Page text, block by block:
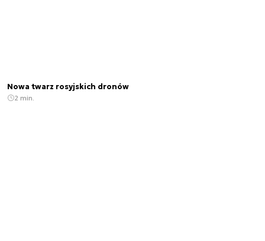
Nowa twarz rosyjskich dronów
2 min.